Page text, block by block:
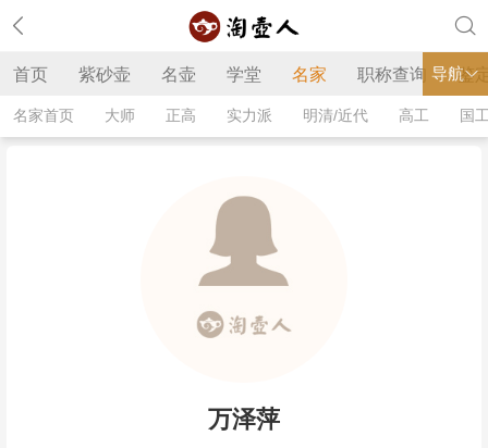
导航
首页 紫砂壶 名壶 学堂 名家 职称查询 鉴
名家首页 大师 正高 实力派 明清/近代 高工 国
万泽萍